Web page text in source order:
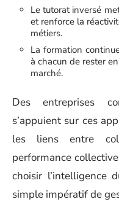
Le tutorat inversé
et renforce la
métiers.
La formation
à chacun de rester
marché.
Des entreprises
s’appuient sur ces
les liens entre
performance
choisir l’intelligence
simple impératif de